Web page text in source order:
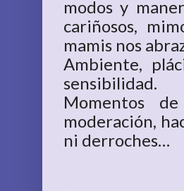
modos y
cariñosos,
mamis nos
Ambiente,
sensibilidad.
Momentos
moderación,
ni derroches…